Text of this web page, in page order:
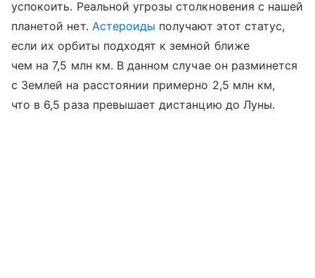
успокоить. Реальной угрозы столкновения с нашей
планетой нет. Астероиды получают этот статус,
если их орбиты подходят к земной ближе
чем на 7,5 млн км. В данном случае он разминется
с Землей на расстоянии примерно 2,5 млн км,
что в 6,5 раза превышает дистанцию до Луны.